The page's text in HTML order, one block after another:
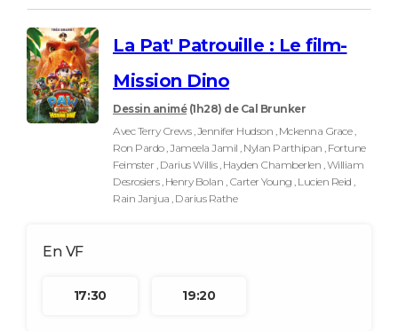
La Pat' Patrouille : Le film-
Mission Dino
Dessin animé (1h28) de Cal Brunker
Avec Terry Crews , Jennifer Hudson , Mckenna Grace ,
Ron Pardo , Jameela Jamil , Nylan Parthipan , Fortune
Feimster , Darius Willis , Hayden Chamberlen , William
Desrosiers , Henry Bolan , Carter Young , Lucien Reid ,
Rain Janjua , Darius Rathe
17:30 19:20